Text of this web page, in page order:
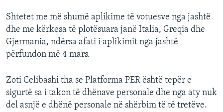
Shtetet me më shumë aplikime të votuesve nga jashtë
dhe me kërkesa të plotësuara janë Italia, Greqia dhe
Gjermania, ndërsa afati i aplikimit nga jashtë
përfundon më 4 mars.
Zoti Celibashi tha se Platforma PER është tepër e
sigurtë sa i takon të dhënave personale dhe nga aty nuk
del asnjë e dhënë personale në shërbim të të tretëve.